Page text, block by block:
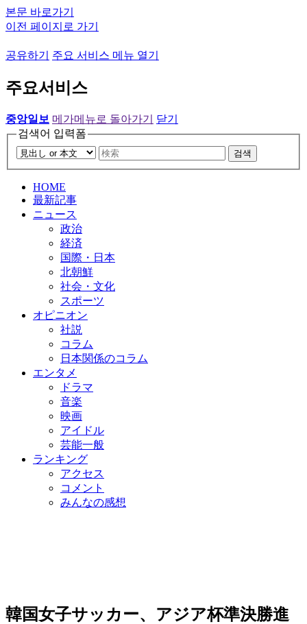
본문 바로가기
이전 페이지로 가기
공유하기 주요 서비스 메뉴 열기
주요서비스
중앙일보 메가메뉴로 돌아가기
닫기
검색어 입력폼
검색
HOME
最新記事
ニュース
政治
経済
国際・日本
北朝鮮
社会・文化
スポーツ
オピニオン
社説
コラム
日本関係のコラム
エンタメ
ドラマ
音楽
映画
アイドル
芸能一般
ランキング
アクセス
コメント
みんなの感想
韓国女子サッカー、アジア杯準決勝進